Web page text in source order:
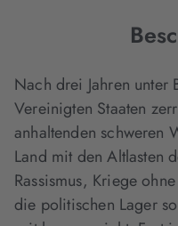
Nach drei Jahren
Vereinigten Staaten
anhaltenden schweren
Land mit den Altlasten
Rassismus, Kriege
die politischen Lager